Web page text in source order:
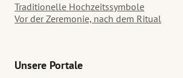
Traditionelle Hochzeitssymbole
Vor der Zeremonie, nach dem Ritual
Unsere Portale